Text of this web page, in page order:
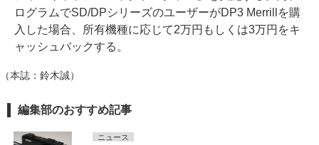
ログラムでSD/DPシリーズのユーザーがDP3 Merrillを購
入した場合、所有機種に応じて2万円もしくは3万円をキ
ャッシュバックする。
（本誌：鈴木誠）
編集部のおすすめ記事
ニュース